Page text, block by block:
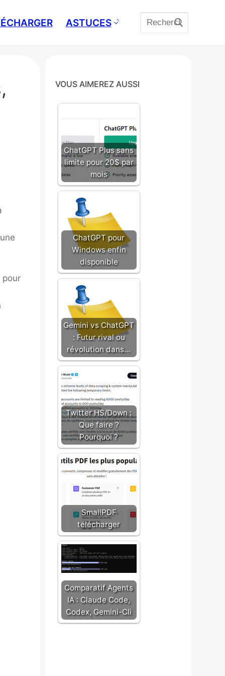
ASTUCES
Rechercher
:
pour
VOUS AIMEREZ AUSSI
ChatGPT Plus sans
limite pour 20$ par
mois
ChatGPT pour
Windows enfin
disponible
Gemini vs ChatGPT
: Futur rival ou
révolution dans…
Twitter HS/Down :
Que faire ?
Pourquoi ?
SmallPDF
télécharger
Comparatif Agents
IA : Claude Code,
Codex, Gemini-Cli